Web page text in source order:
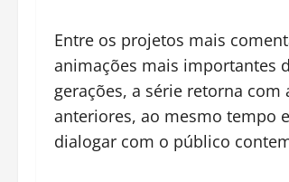
Entre os projetos mais
animações mais importantes
gerações, a série retorna
anteriores, ao mesmo tempo
dialogar com o público